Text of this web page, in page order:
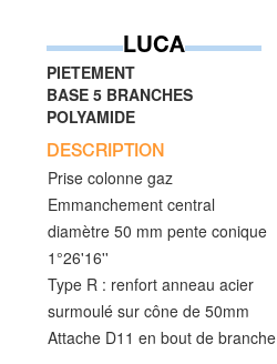
LUCA
PIETEMENT
BASE 5 BRANCHES
POLYAMIDE
DESCRIPTION
Prise colonne gaz
Emmanchement central
diamètre 50 mm pente conique
1°26'16''
Type R : renfort anneau acier
surmoulé sur cône de 50mm
Attache D11 en bout de branche